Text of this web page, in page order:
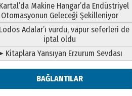
Makine Hangar’da Endüstriyel
Otomasyonun Geleceği Şekilleniyor
Adalar’ı vurdu, vapur seferleri de
iptal oldu
Kitaplara Yansıyan Erzurum Sevdası
BAĞLANTILAR